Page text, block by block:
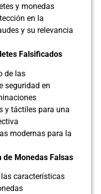
y monedas
en la
y su relevancia
Falsificados
de las
seguridad en
y táctiles para una
modernas para la
de Monedas Falsas
características